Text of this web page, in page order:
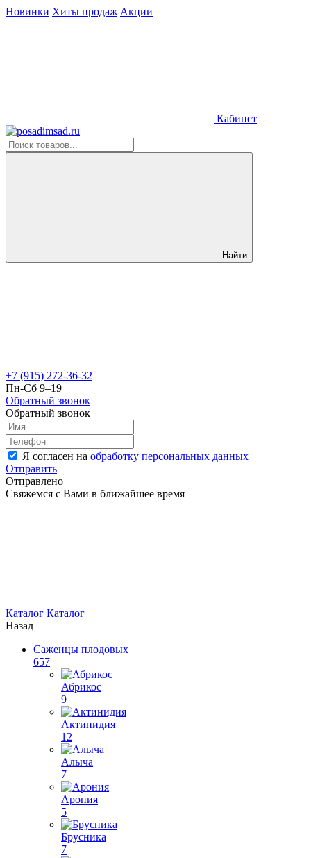
Новинки Хиты продаж Акции
Кабинет
Найти
+7 (915) 272-36-32
Пн-Сб 9–19
Обратный звонок
Обратный звонок
Я согласен на обработку персональных данных
Отправить
Отправлено
Свяжемся с Вами в ближайшее время
Каталог Каталог
Назад
Саженцы плодовых
657
Абрикос
9
Актинидия
12
Алыча
7
Арония
5
Брусника
7